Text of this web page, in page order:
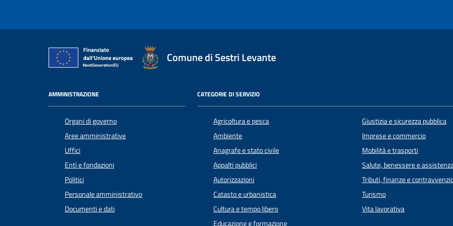
Comune di Sestri Levante
AMMINISTRAZIONE
Organi di governo
Aree amministrative
Uffici
Enti e fondazioni
Politici
Personale amministrativo
Documenti e dati
CATEGORIE DI SERVIZIO
Agricoltura e pesca
Ambiente
Anagrafe e stato civile
Appalti pubblici
Autorizzazioni
Catasto e urbanistica
Cultura e tempo libero
Educazione e formazione
Giustizia e sicurezza pubblica
Imprese e commercio
Mobilità e trasporti
Salute, benessere e
Tributi, finanze e
Turismo
Vita lavorativa